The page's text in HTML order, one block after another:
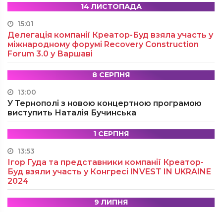
14 ЛИСТОПАДА
15:01
Делегація компанії Креатор-Буд взяла участь у
міжнародному форумі Recovery Construction
Forum 3.0 у Варшаві
8 СЕРПНЯ
13:00
У Тернополі з новою концертною програмою
виступить Наталія Бучинська
1 СЕРПНЯ
13:53
Ігор Гуда та представники компанії Креатор-
Буд взяли участь у Конгресі INVEST IN UKRAINE
2024
9 ЛИПНЯ